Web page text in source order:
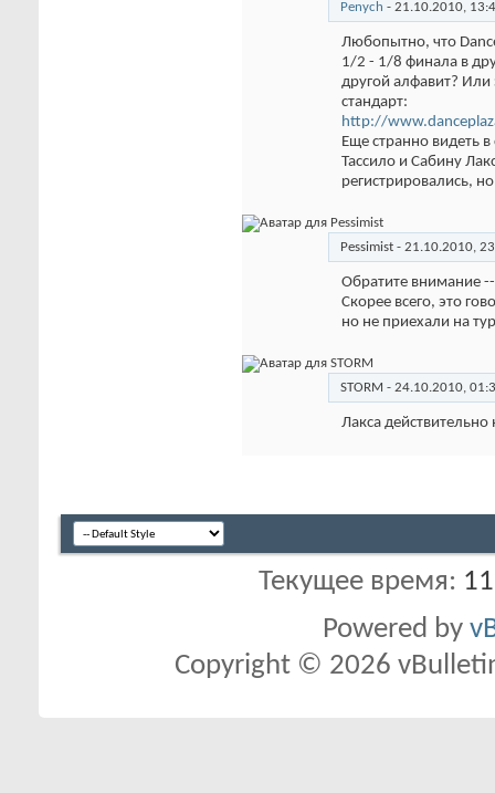
Penych - 21.10.2010,
Любопытно, что
1/2 - 1/8 финала в
другой алфавит?
стандарт:
http://
Еще странно видеть
Тассило и Сабину
регистрировались,
Pessimist - 21.10.2010,
Обратите внимание --
Скорее всего, это
но не приехали на
STORM - 24.10.2010,
Лакса
Текущее время:
Powered by
Copyright © 2026